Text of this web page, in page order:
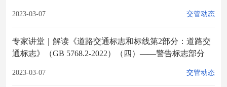
2023-03-07 交管动态
专家讲堂｜解读《道路交通标志和标线第2部分：道路交
通标志》（GB 5768.2-2022）（四）——警告标志部分
2023-03-07 交管动态